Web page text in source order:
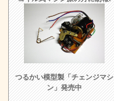
つるかい模型製「チェンジマシ
ン」発売中